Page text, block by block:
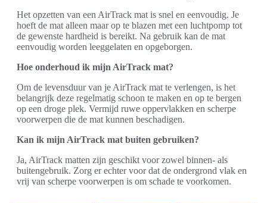
Het opzetten van een AirTrack mat is snel en eenvoudig. Je
hoeft de mat alleen maar op te blazen met een luchtpomp tot
de gewenste hardheid is bereikt. Na gebruik kan de mat
eenvoudig worden leeggelaten en opgeborgen.
Hoe onderhoud ik mijn AirTrack mat?
Om de levensduur van je AirTrack mat te verlengen, is het
belangrijk deze regelmatig schoon te maken en op te bergen
op een droge plek. Vermijd ruwe oppervlakken en scherpe
voorwerpen die de mat kunnen beschadigen.
Kan ik mijn AirTrack mat buiten gebruiken?
Ja, AirTrack matten zijn geschikt voor zowel binnen- als
buitengebruik. Zorg er echter voor dat de ondergrond vlak en
vrij van scherpe voorwerpen is om schade te voorkomen.